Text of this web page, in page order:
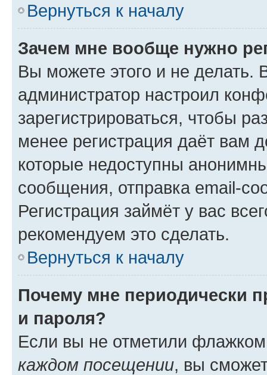
Вернуться к началу
Зачем мне вообще нужно
Вы можете этого и не делать.
администратор настроил
зарегистрироваться, чтобы
менее регистрация даёт вам
которые недоступны
сообщения, отправка email-
Регистрация займёт у вас
рекомендуем это сделать.
Вернуться к началу
Почему мне периодически
и пароля?
Если вы не отметили
каждом посещении, вы